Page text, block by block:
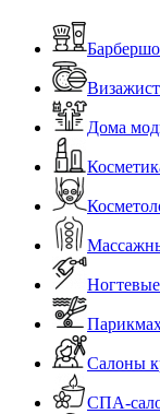
Дома
Салоны
СПА-